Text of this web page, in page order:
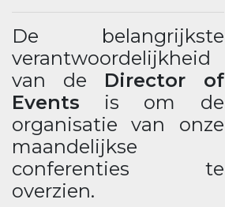
De belangrijkste
verantwoordelijkheid
van de Director of
Events is om de
organisatie van onze
maandelijkse
conferenties te
overzien.